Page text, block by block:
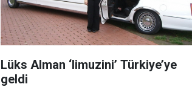
Lüks Alman ‘limuzini’ Türkiye’ye
geldi